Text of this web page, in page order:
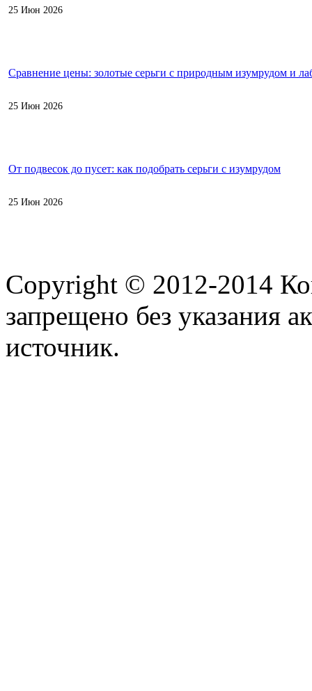
25 Июн 2026
Сравнение цены: золотые серьги с природным изумрудом и
25 Июн 2026
От подвесок до пусет: как подобрать серьги с изумрудом
25 Июн 2026
Copyright © 2012-2014
запрещено без указания
источник.